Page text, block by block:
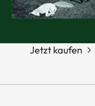
Jetzt kaufen